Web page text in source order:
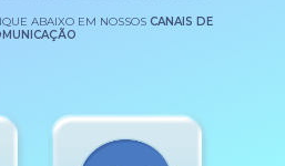
ABAIXO EM NOSSOSCANAIS DE